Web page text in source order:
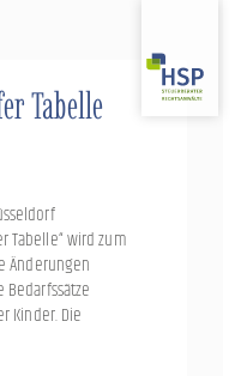
Tabelle
Tabelle“ wird zum
Änderungen
Kinder. Die